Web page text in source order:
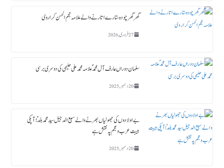
گھر گھر چودہ ستارے اتارنے والے علامہ نجم الحسن کراروی
27 فروری, 2026
سلمان دوراں عارف آل محمدؐ علامہ محمد علی حلیمی کی دوسری برسی
20 دسمبر, 2025
بے اولادوں کی جھولیاں بھرنے والے سبع الدجیل سید محمد بلدؑ ؛ آپکی
ہیبت عرب و عجم پہ نقش ہے
20 دسمبر, 2025